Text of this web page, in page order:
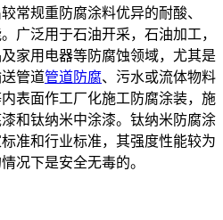
常规重防腐涂料优异的耐酸、
广泛用于石油开采，石油加工，
家用电器等防腐蚀领域，尤其是
管道管道防腐、污水或流体物料
表面作工厂化施工防腐涂装，施
和钛纳米中涂漆。钛纳米防腐涂
准和行业标准，其强度性能较为
况下是安全无毒的。